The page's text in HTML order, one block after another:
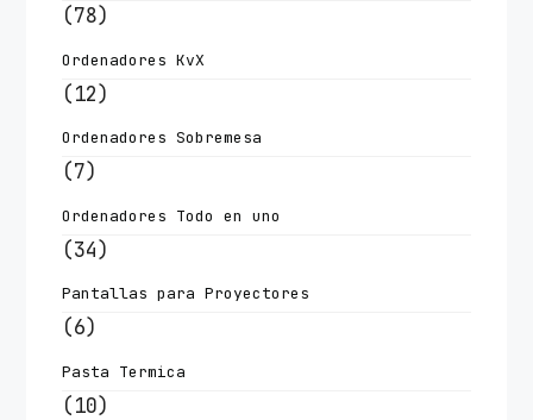
(78)
Ordenadores KvX
(12)
Ordenadores Sobremesa
(7)
Ordenadores Todo en uno
(34)
Pantallas para Proyectores
(6)
Pasta Termica
(10)